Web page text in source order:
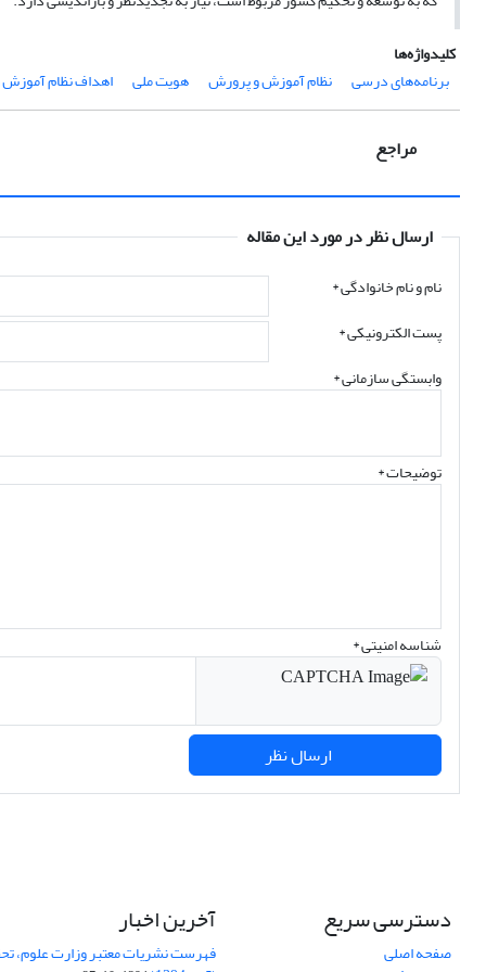
کلیدواژه‌ها
‌ برنامه‌های درسی
نظام آموزش و پرورش هویت ملی اهداف نظام
مراجع
ارسال نظر در مورد این مقاله
نام و نام خانوادگی*
پست الکترونیکی*
وابستگی سازمانی *
توضیحات *
شناسه امنیتی *
دسترسی سریع
صفحه اصلی
آخرین اخبار
فهرست نشریات معتبر وزارت علوم،